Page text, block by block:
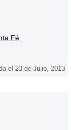
Fé
el 23 de Julio, 2013